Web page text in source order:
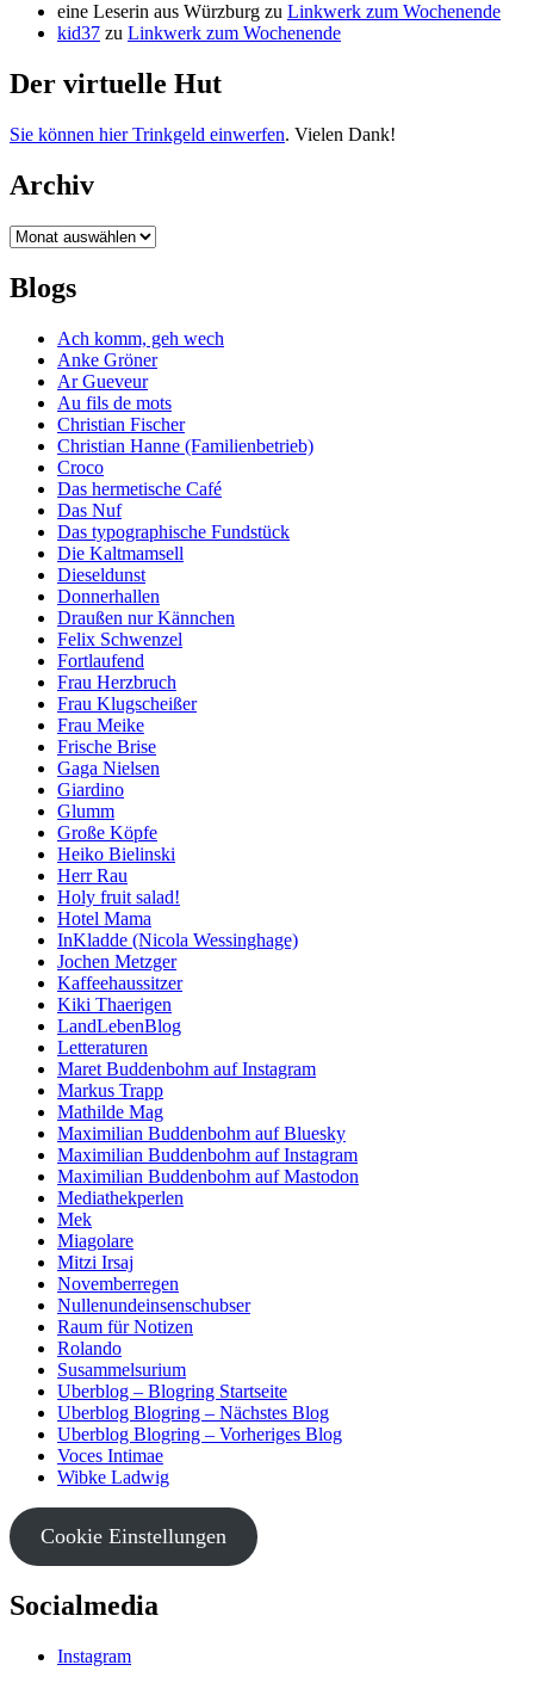
eine Leserin aus Würzburg zu Linkwerk zum Wochenende
kid37 zu Linkwerk zum Wochenende
Der virtuelle Hut
Sie können hier Trinkgeld einwerfen. Vielen Dank!
Archiv
Archiv
Blogs
Ach komm, geh wech
Anke Gröner
Ar Gueveur
Au fils de mots
Christian Fischer
Christian Hanne (Familienbetrieb)
Croco
Das hermetische Café
Das Nuf
Das typographische Fundstück
Die Kaltmamsell
Dieseldunst
Donnerhallen
Draußen nur Kännchen
Felix Schwenzel
Fortlaufend
Frau Herzbruch
Frau Klugscheißer
Frau Meike
Frische Brise
Gaga Nielsen
Giardino
Glumm
Große Köpfe
Heiko Bielinski
Herr Rau
Holy fruit salad!
Hotel Mama
InKladde (Nicola Wessinghage)
Jochen Metzger
Kaffeehaussitzer
Kiki Thaerigen
LandLebenBlog
Letteraturen
Maret Buddenbohm auf Instagram
Markus Trapp
Mathilde Mag
Maximilian Buddenbohm auf Bluesky
Maximilian Buddenbohm auf Instagram
Maximilian Buddenbohm auf Mastodon
Mediathekperlen
Mek
Miagolare
Mitzi Irsaj
Novemberregen
Nullenundeinsenschubser
Raum für Notizen
Rolando
Susammelsurium
Uberblog – Blogring Startseite
Uberblog Blogring – Nächstes Blog
Uberblog Blogring – Vorheriges Blog
Voces Intimae
Wibke Ladwig
Cookie Einstellungen
Socialmedia
Instagram